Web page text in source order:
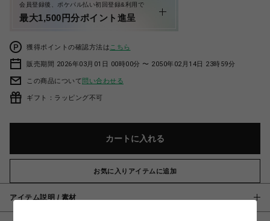
会員登録後、ポケパル払い初回登録&利用で
最大1,500円分ポイント進呈
獲得ポイントの確認方法は こちら
販売期間 2026年03月01日 00時00分 〜 2050年02月14日 23時59分
この商品について問い合わせる
ギフト：ラッピング不可
カートに入れる
お気に入りアイテムに追加
アイテム説明 / 素材